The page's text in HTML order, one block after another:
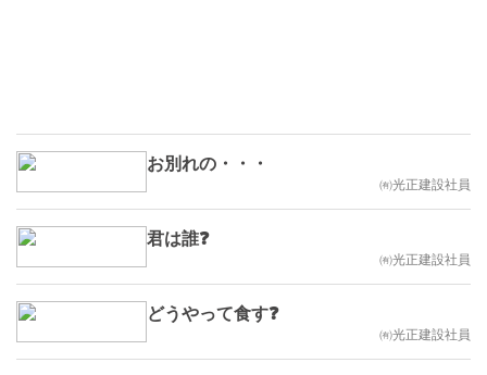
お別れの・・・
㈲光正建設社員
君は誰❓
㈲光正建設社員
どうやって食す❓
㈲光正建設社員